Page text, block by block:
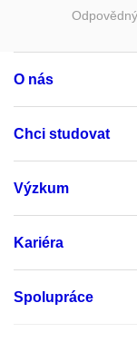
O nás
Chci studovat
Výzkum
Kariéra
Spolupráce